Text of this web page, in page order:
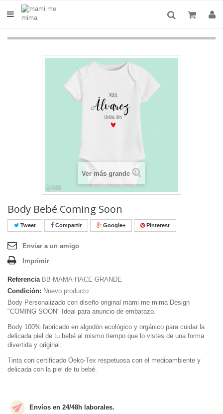
Ver más grande
Body Bebé Coming Soon
Tweet Compartir Google+ Pinterest
Enviar a un amigo
Imprimir
Referencia BB-MAMA-HACE-GRANDE
Condición: Nuevo producto
Body Personalizado con diseño original mami me mima Design
"COMING SOON" Ideal para anuncio de embarazo.
Body 100% fabricado en algodón ecológico y orgánico para cuidar la
delicada piel de tu bebé al mismo tiempo que lo vistes de una forma
divertida y original.
Tinta con certificado Öeko-Tex respetuosa con el medioambiente y
delicada con la piel de tu bebé.
Envíos en 24/48h laborales.